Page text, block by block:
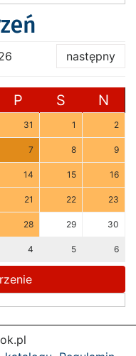
następny
P S N
31 1 2
7 8 9
14 15 16
21 22 23
28 29 30
4 5 6